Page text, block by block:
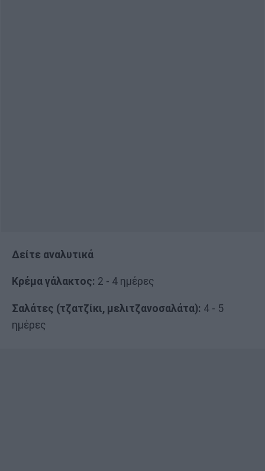
Δείτε αναλυτικά
Κρέμα γάλακτος: 2 - 4 ημέρες
Σαλάτες (τζατζίκι, μελιτζανοσαλάτα): 4 - 5
ημέρες